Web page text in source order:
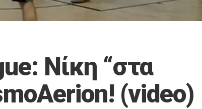
Νίκη “στα
(video)